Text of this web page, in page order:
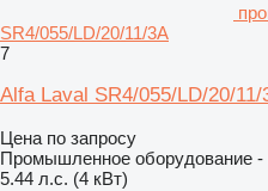
SR4/055/LD/20/11/3A
7
Alfa Laval SR4/055/LD/20/11/
Цена по запросу
Промышленное оборудование
5.44 л.с. (4 кВт)